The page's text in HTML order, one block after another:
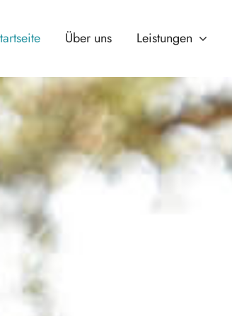
Über uns Leistungen